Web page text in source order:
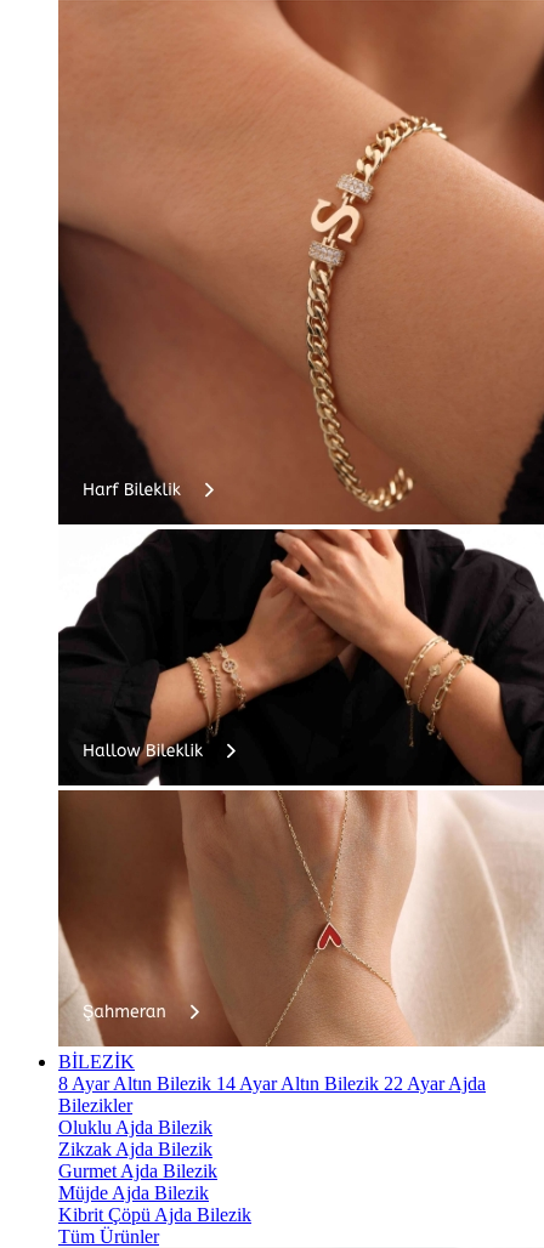
BİLEZİK
8 Ayar Altın Bilezik 14 Ayar Altın Bilezik 22 Ayar Ajda
Bilezikler
Oluklu Ajda Bilezik
Zikzak Ajda Bilezik
Gurmet Ajda Bilezik
Müjde Ajda Bilezik
Kibrit Çöpü Ajda Bilezik
Tüm Ürünler